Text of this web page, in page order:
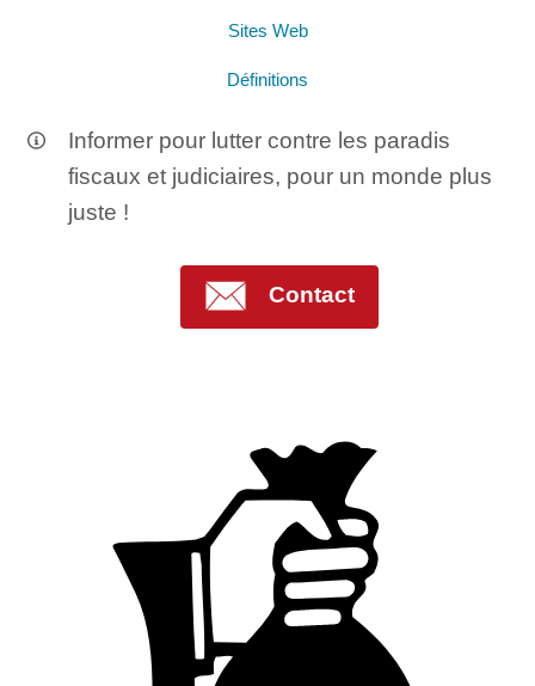
Sites Web
Définitions
Informer pour lutter contre les paradis
fiscaux et judiciaires, pour un monde plus
juste !
Contact